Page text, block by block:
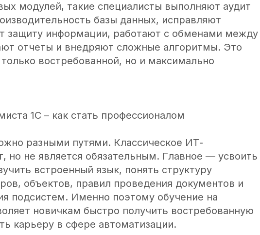
модулей, такие специалисты выполняют аудит
базы данных, исправляют
защиту информации, работают с обменами между
отчеты и внедряют сложные алгоритмы. Это
востребованной, но и максимально
1С – как стать профессионалом
разными путями. Классическое ИТ-
но не является обязательным. Главное — усвоить
встроенный язык, понять структуру
объектов, правил проведения документов и
подсистем. Именно поэтому обучение на
новичкам быстро получить востребованную
карьеру в сфере автоматизации.